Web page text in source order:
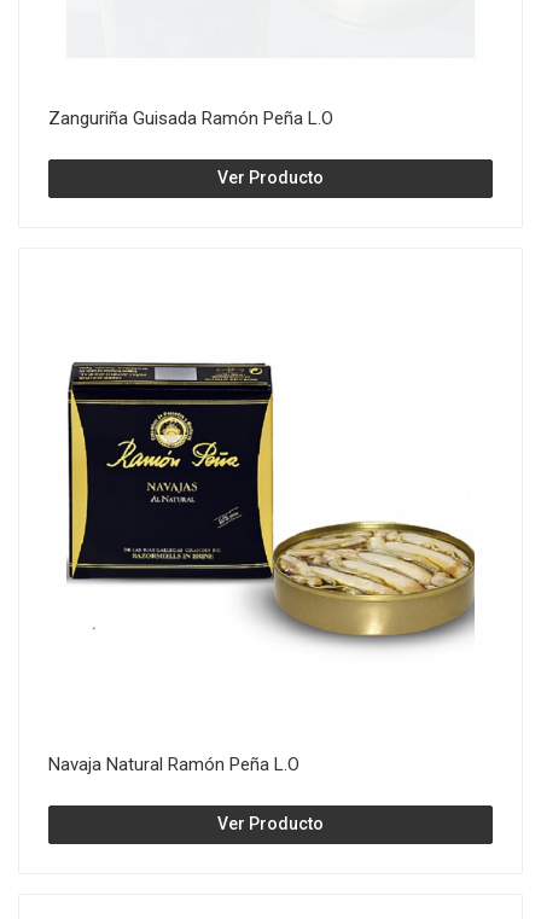
Zanguriña Guisada Ramón Peña L.O
Ver Producto
Navaja Natural Ramón Peña L.O
Ver Producto